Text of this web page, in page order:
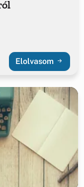
Elolvasom